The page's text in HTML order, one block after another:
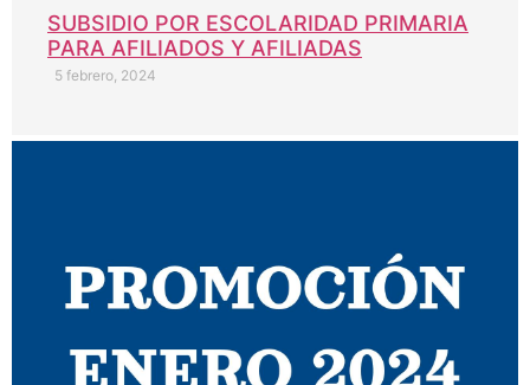
SUBSIDIO POR ESCOLARIDAD PRIMARIA
PARA AFILIADOS Y AFILIADAS
5 febrero, 2024